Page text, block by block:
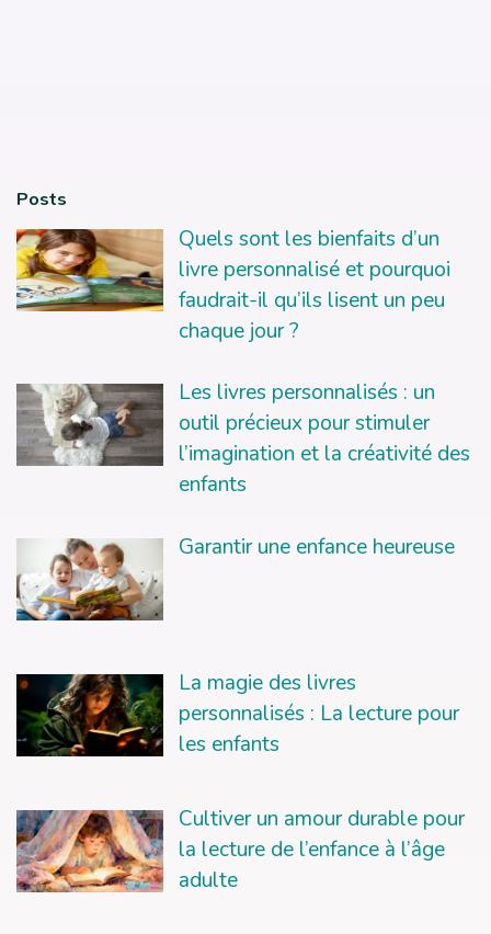
Posts
Quels sont les bienfaits d’un
livre personnalisé et pourquoi
faudrait-il qu’ils lisent un peu
chaque jour ?
Les livres personnalisés : un
outil précieux pour stimuler
l’imagination et la créativité des
enfants
Garantir une enfance heureuse
La magie des livres
personnalisés : La lecture pour
les enfants
Cultiver un amour durable pour
la lecture de l’enfance à l’âge
adulte